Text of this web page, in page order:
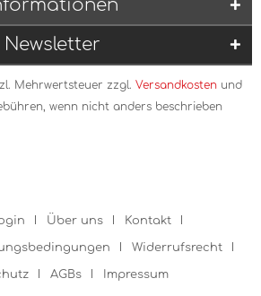
Newsletter
Mehrwertsteuer zzgl. Versandkosten und
wenn nicht anders beschrieben
Über uns Kontakt
Widerrufsrecht
AGBs Impressum